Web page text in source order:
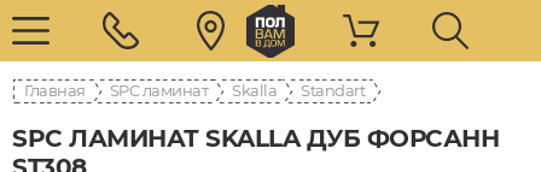
Главная SPC ламинат Skalla Standart
SPC ЛАМИНАТ SKALLA ДУБ ФОРСАНН